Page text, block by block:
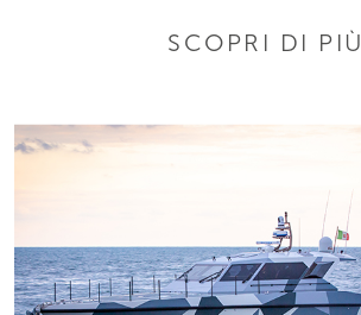
SCOPRI DI PIÙ